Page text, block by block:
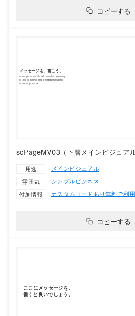
コピーする
scPageMV03（下層メインビジュアル
用途
メインビジュアル
雰囲気
シンプルビジネス
付加情報
カスタムコードあり 無料で利
コピーする